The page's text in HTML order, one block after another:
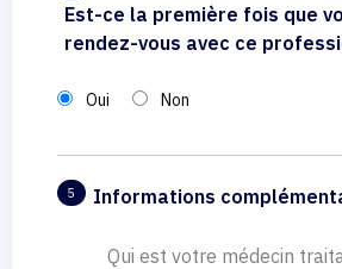
Est-ce la première fois que
rendez-vous avec ce
Oui Non
5 Informations
Qui est votre médecin